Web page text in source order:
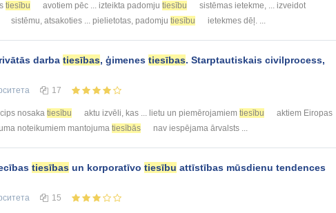
tiesību avotiem pēc ... izteikta padomju tiesību
sistēmas ietekme, ... izveidot
sistēmu, atsakoties ... pielietotas, padomju tiesību ietekmes dēļ. ...
darba tiesības, ģimenes tiesības. Starptautiskais civilprocess,
17
nosaka tiesību aktu izvēli, kas ... lietu un piemērojamiem tiesību
aktiem Eiropas
noteikumiem mantojuma tiesībās nav iespējama ārvalsts ...
tiesības un korporatīvo tiesību attīstības mūsdienu tendences
15